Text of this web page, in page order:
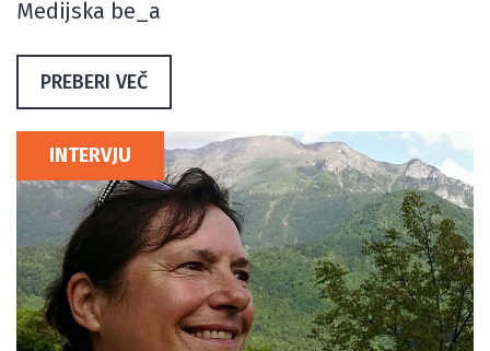
Medijska be_a
PREBERI VEČ
INTERVJU